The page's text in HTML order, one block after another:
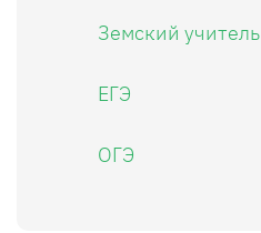
Земский учитель
ЕГЭ
ОГЭ